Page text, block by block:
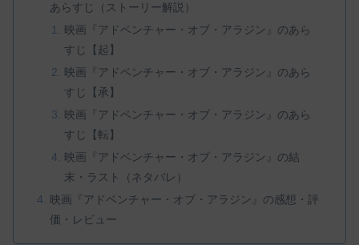
あらすじ（ストーリー解説）
映画『アドベンチャー・オブ・アラジン』のあら
すじ【起】
映画『アドベンチャー・オブ・アラジン』のあら
すじ【承】
映画『アドベンチャー・オブ・アラジン』のあら
すじ【転】
映画『アドベンチャー・オブ・アラジン』の結
末・ラスト（ネタバレ）
映画『アドベンチャー・オブ・アラジン』の感想・評
価・レビュー